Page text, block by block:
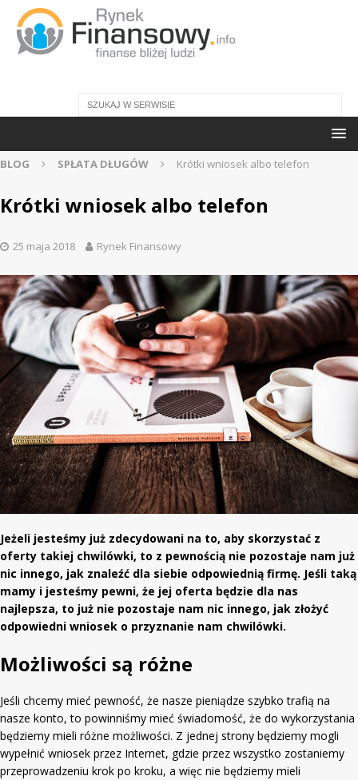
BLOG SPŁATA DŁUGÓW Krótki wniosek albo telefon
Krótki wniosek albo telefon
25 maja 2018 Rynek Finansowy
Jeżeli jesteśmy już zdecydowani na to, aby skorzystać z
oferty takiej chwilówki, to z pewnością nie pozostaje nam już
nic innego, jak znaleźć dla siebie odpowiednią firmę. Jeśli taką
mamy i jesteśmy pewni, że jej oferta będzie dla nas
najlepsza, to już nie pozostaje nam nic innego, jak złożyć
odpowiedni wniosek o przyznanie nam chwilówki.
Możliwości są różne
Jeśli chcemy mieć pewność, że nasze pieniądze szybko trafią na
nasze konto, to powinniśmy mieć świadomość, że do wykorzystania
będziemy mieli różne możliwości. Z jednej strony będziemy mogli
wypełnić wniosek przez Internet, gdzie przez wszystko zostaniemy
przeprowadzeniu krok po kroku, a więc nie będziemy mieli